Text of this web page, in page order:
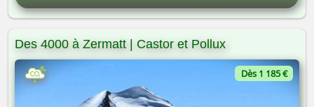
Des 4000 à Zermatt | Castor et Pollux
Dès 1 185 €